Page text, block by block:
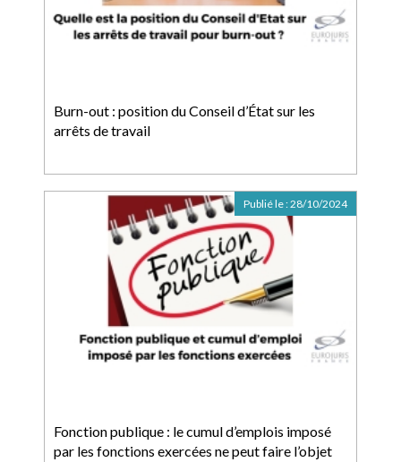
Burn-out : position du Conseil d’État sur les
arrêts de travail
Fonction publique : le cumul d’emplois imposé
par les fonctions exercées ne peut faire l’objet
Publié le :28/10/2024